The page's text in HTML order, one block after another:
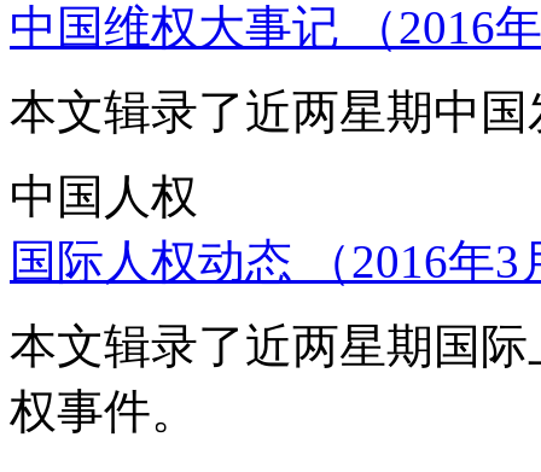
中国维权大事记 （2016
本文辑录了近两星期中
中国人权
国际人权动态 （2016年
本文辑录了近两星期国
权事件。